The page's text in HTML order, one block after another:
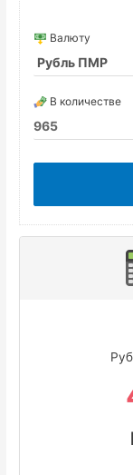
Валюту
В количестве